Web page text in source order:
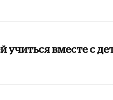
учиться вместе с